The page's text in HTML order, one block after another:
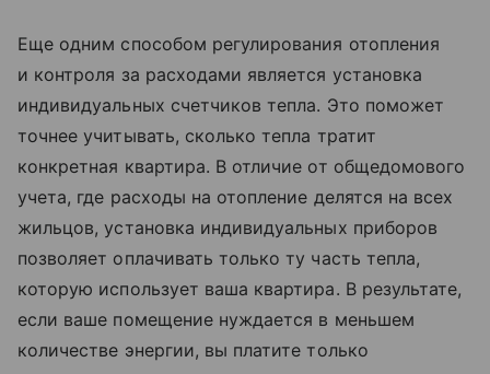
Еще одним способом регулирования отопления
и контроля за расходами является установка
индивидуальных счетчиков тепла. Это поможет
точнее учитывать, сколько тепла тратит
конкретная квартира. В отличие от общедомового
учета, где расходы на отопление делятся на всех
жильцов, установка индивидуальных приборов
позволяет оплачивать только ту часть тепла,
которую использует ваша квартира. В результате,
если ваше помещение нуждается в меньшем
количестве энергии, вы платите только